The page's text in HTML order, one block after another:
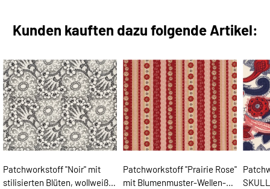
Kunden kauften dazu folgende Artikel:
Patchworkstoff "Noir" mit
stilisierten Blüten, wollweiß-
Patchworkstoff "Prairie Rose"
mit Blumenmuster-Wellen-